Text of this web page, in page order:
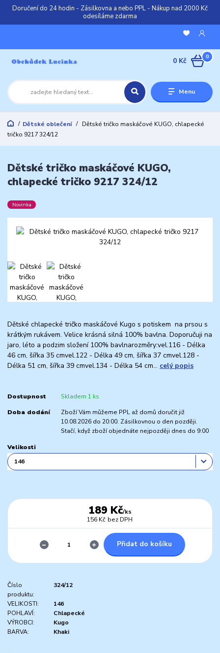
Doručení do 24 hodin - Zásilkovna a nebo PPL - Nákup nad 2000 Kč
odesíláme zdarma
Menu
0
0 Kč
Dětské oblečení
Dětské tričko maskáčové KUGO, chlapecké
tričko 9217 324/12
Dětské tričko maskáčové KUGO,
chlapecké tričko 9217 324/12
Novinka
Dětské chlapecké tričko maskáčové Kugo s potiskem na prsou s
krátkým rukávem. Velice krásná silná 100% bavlna. Doporučuji na
jaro, léto a podzim složení 100% bavlnarozměry:vel.116 - Délka
46 cm, šířka 35 cmvel.122 - Délka 49 cm, šířka 37 cmvel.128 -
Délka 51 cm, šířka 39 cmvel.134 - Délka 54 cm... celý popis
Dostupnost Skladem 1 ks
Doba dodání
Zboží Vám můžeme PPL až domů doručit již
10.08.2026 do 20:00. Zásilkovnou o den později.
Stačí, když zboží objednáte nejpozději dnes do 9:00
Velikosti
189 Kč/ks
156 Kč bez DPH
Přidat do košíku
Číslo
produktu:
324/12
VELIKOSTI:
146
POHLAVÍ:
Chlapecké
VÝROBCI:
Kugo
BARVA:
Khaki